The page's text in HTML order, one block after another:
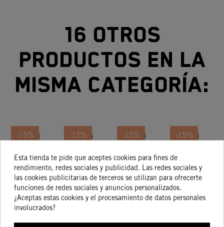
16 otros
productos en la
misma categoría:
-15%
JUEGO
DE
JUNTAS
DE
CILINDRO
63,77 €
54,20 €
-15%
JUEGO
DE
JUNTAS
DE
33,70 €
28,64 €
-15%
JUEGO
DE
JUNTAS
DE
60,86 €
51,73 €
-15%
JUEGO
DE
JUNTAS
DE
71,81 €
61,04 €
Esta tienda te pide que aceptes cookies para fines de
rendimiento, redes sociales y publicidad. Las redes sociales y
las cookies publicitarias de terceros se utilizan para ofrecerte
funciones de redes sociales y anuncios personalizados.
¿Aceptas estas cookies y el procesamiento de datos personales
involucrados?